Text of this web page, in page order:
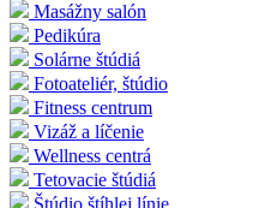
Masážny salón
Pedikúra
Solárne štúdiá
Fotoateliér, štúdio
Fitness centrum
Vizáž a líčenie
Wellness centrá
Tetovacie štúdiá